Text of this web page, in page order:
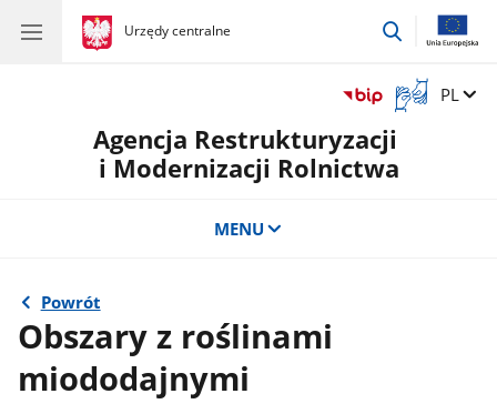
gov.pl
Urzędy centralne
gov.pl
Urzędy
przejdź
Otwórz
okno
z
tłumaczem
Zmień
PL
Agencja Restrukturyzacji
i Modernizacji Rolnictwa
MENU
Powrót
Obszary z roślinami
miododajnymi